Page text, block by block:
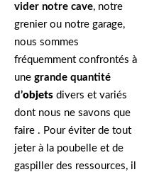
vider notre cave, notre
grenier ou notre garage,
nous sommes
fréquemment confrontés à
une grande quantité
d’objets divers et variés
dont nous ne savons que
faire . Pour éviter de tout
jeter à la poubelle et de
gaspiller des ressources, il